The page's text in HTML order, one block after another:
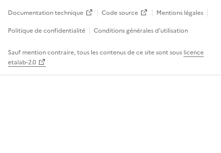
Documentation technique
Code source
Mentions légales
Politique de confidentialité
Conditions générales d’utilisation
Sauf mention contraire, tous les contenus de ce site sont sous licence
etalab-2.0